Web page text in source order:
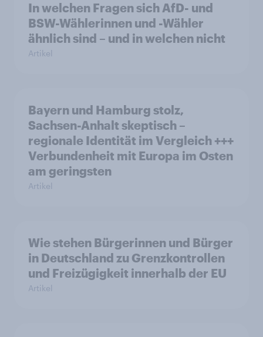
In welchen Fragen sich AfD- und
BSW-Wählerinnen und -Wähler
ähnlich sind – und in welchen nicht
Artikel
Bayern und Hamburg stolz,
Sachsen-Anhalt skeptisch –
regionale Identität im Vergleich +++
Verbundenheit mit Europa im Osten
am geringsten
Artikel
Wie stehen Bürgerinnen und Bürger
in Deutschland zu Grenzkontrollen
und Freizügigkeit innerhalb der EU
Artikel